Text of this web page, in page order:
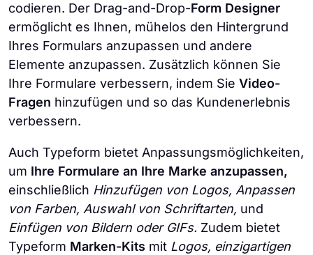
codieren. Der Drag-and-Drop-Form Designer
ermöglicht es Ihnen, mühelos den Hintergrund
Ihres Formulars anzupassen und andere
Elemente anzupassen. Zusätzlich können Sie
Ihre Formulare verbessern, indem Sie Video-
Fragen hinzufügen und so das Kundenerlebnis
verbessern.
Auch Typeform bietet Anpassungsmöglichkeiten,
um Ihre Formulare an Ihre Marke anzupassen,
einschließlich Hinzufügen von Logos, Anpassen
von Farben, Auswahl von Schriftarten, und
Einfügen von Bildern oder GIFs. Zudem bietet
Typeform Marken-Kits mit Logos, einzigartigen